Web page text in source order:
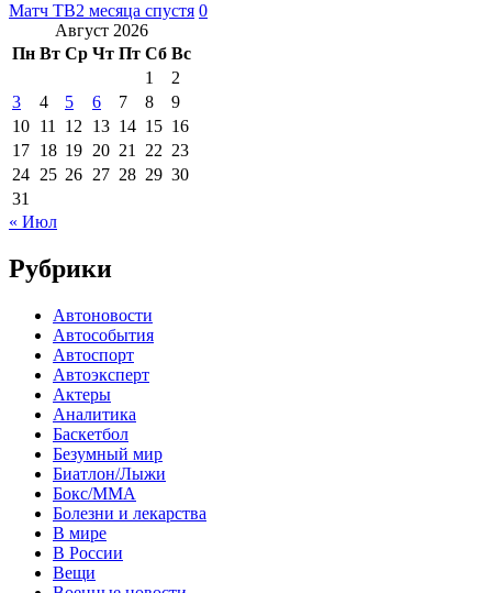
Матч ТВ2 месяца спустя 0
Август 2026
Пн Вт Ср Чт Пт Сб Вс
1
2
3
4 5 6 7 8
9
10 11 12 13 14 15 16
17 18 19 20 21 22 23
24 25 26 27 28 29 30
31
« Июл
Рубрики
Автоновости
Автособытия
Автоспорт
Автоэксперт
Актеры
Аналитика
Баскетбол
Безумный мир
Биатлон/Лыжи
Бокс/MMA
Болезни и лекарства
В мире
В России
Вещи